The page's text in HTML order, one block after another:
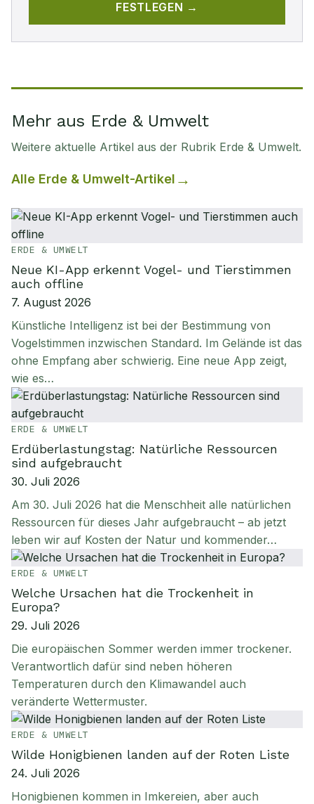
FESTLEGEN →
Mehr aus Erde & Umwelt
Weitere aktuelle Artikel aus der Rubrik Erde & Umwelt.
Alle Erde & Umwelt-Artikel
ERDE & UMWELT
Neue KI-App erkennt Vogel- und Tierstimmen
auch offline
7. August 2026
Künstliche Intelligenz ist bei der Bestimmung von
Vogelstimmen inzwischen Standard. Im Gelände ist das
ohne Empfang aber schwierig. Eine neue App zeigt,
wie es…
ERDE & UMWELT
Erdüberlastungstag: Natürliche Ressourcen
sind aufgebraucht
30. Juli 2026
Am 30. Juli 2026 hat die Menschheit alle natürlichen
Ressourcen für dieses Jahr aufgebraucht – ab jetzt
leben wir auf Kosten der Natur und kommender…
ERDE & UMWELT
Welche Ursachen hat die Trockenheit in
Europa?
29. Juli 2026
Die europäischen Sommer werden immer trockener.
Verantwortlich dafür sind neben höheren
Temperaturen durch den Klimawandel auch
veränderte Wettermuster.
ERDE & UMWELT
Wilde Honigbienen landen auf der Roten Liste
24. Juli 2026
Honigbienen kommen in Imkereien, aber auch